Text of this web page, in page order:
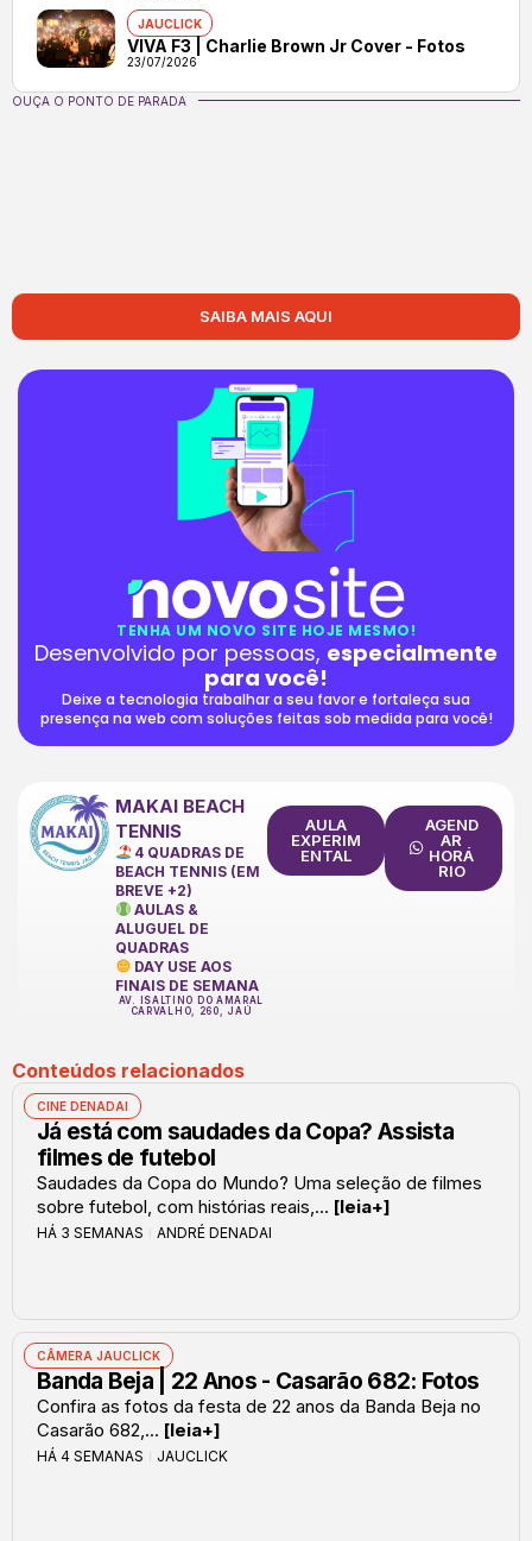
JAUCLICK
VIVA F3 | Charlie Brown Jr Cover - Fotos
23/07/2026
OUÇA O PONTO DE PARADA
SAIBA MAIS AQUI
TENHA UM NOVO SITE HOJE MESMO!
Desenvolvido por pessoas, especialmente
para você!
Deixe a tecnologia trabalhar a seu favor e fortaleça sua
presença na web com soluções feitas sob medida para você!
MAKAI BEACH
TENNIS
4 QUADRAS DE
BEACH TENNIS (EM
BREVE +2)
AULAS &
ALUGUEL DE
QUADRAS
DAY USE AOS
FINAIS DE SEMANA
AV. ISALTINO DO AMARAL
CARVALHO, 260, JAÚ
AULA
EXPERIM
ENTAL
AGEND
AR
HORÁ
RIO
Conteúdos relacionados
CINE DENADAI
Já está com saudades da Copa? Assista
filmes de futebol
Saudades da Copa do Mundo? Uma seleção de filmes
sobre futebol, com histórias reais,... [leia+]
HÁ 3 SEMANAS ANDRÉ DENADAI
CÂMERA JAUCLICK
Banda Beja | 22 Anos - Casarão 682: Fotos
Confira as fotos da festa de 22 anos da Banda Beja no
Casarão 682,... [leia+]
HÁ 4 SEMANAS JAUCLICK